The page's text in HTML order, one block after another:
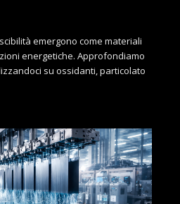
emergono come materiali
energetiche. Approfondiamo
su ossidanti, particolato